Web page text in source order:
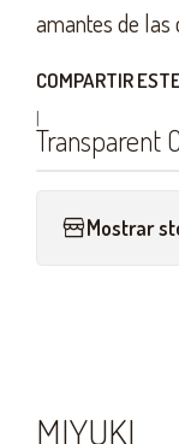
amantes de las
COMPARTIR
|
Transparent
Mostrar
MIYUKI